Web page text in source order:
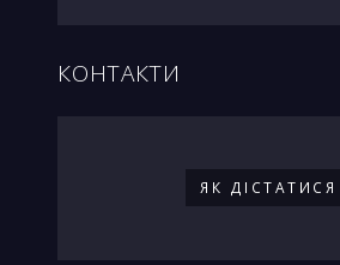
КОНТАКТИ
ЯК ДIСТАТИСЯ